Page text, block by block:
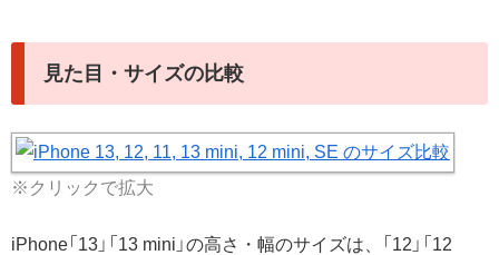
見た目・サイズの比較
※クリックで拡大
iPhone「13」「13 mini」の高さ・幅のサイズは、「12」「12